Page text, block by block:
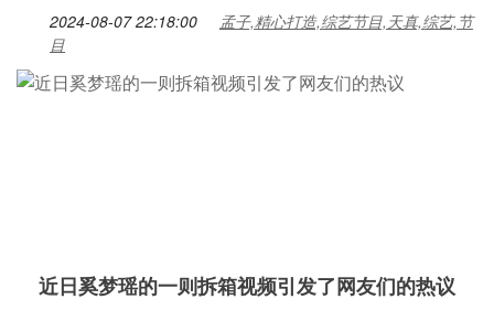
2024-08-07 22:18:00
孟子,精心打造,综艺节目,天真,综艺,节
目
近日奚梦瑶的一则拆箱视频引发了网友们的热议